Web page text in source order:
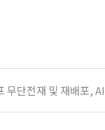
단전재 및 재배포,